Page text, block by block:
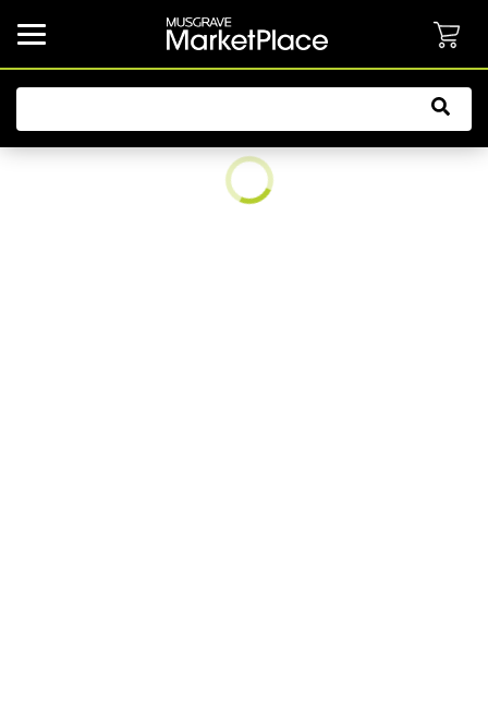
common.button.navbarCollapsed.text